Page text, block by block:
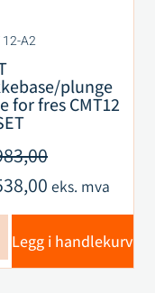
12-A2
plunge
for fres CMT12
eks. mva
Legg i handlekurv